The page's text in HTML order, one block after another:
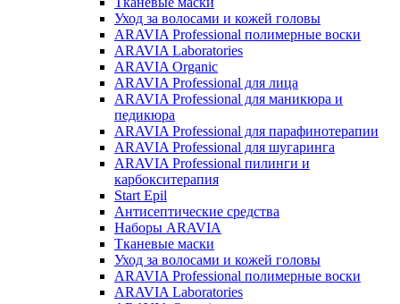
Уход за волосами и кожей головы
ARAVIA Professional полимерные воски
ARAVIA Laboratories
ARAVIA Organic
ARAVIA Professional для лица
ARAVIA Professional для маникюра и
педикюра
ARAVIA Professional для парафинотерапии
ARAVIA Professional для шугаринга
ARAVIA Professional пилинги и
карбокситерапия
Start Epil
Антисептические средства
Наборы ARAVIA
Тканевые маски
Уход за волосами и кожей головы
ARAVIA Professional полимерные воски
ARAVIA Laboratories